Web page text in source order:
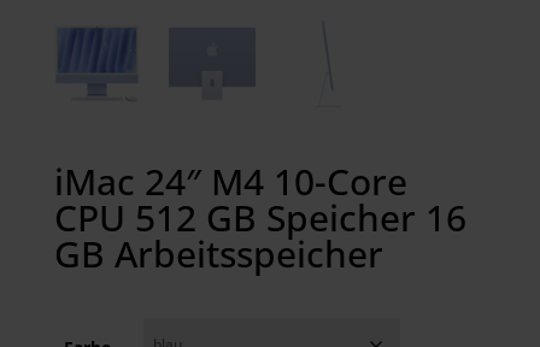
iMac 24″ M4 10-Core
CPU 512 GB Speicher 16
GB Arbeitsspeicher